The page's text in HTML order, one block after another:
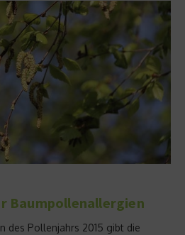
Baumpollenallergien
des Pollenjahrs 2015 gibt die